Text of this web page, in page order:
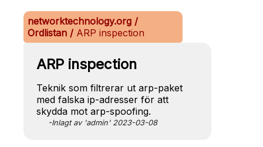
networktechnology.org /
Ordlistan / ARP inspection
ARP inspection
Teknik som filtrerar ut arp-paket
med falska ip-adresser för att
skydda mot arp-spoofing.
-Inlagt av 'admin' 2023-03-08